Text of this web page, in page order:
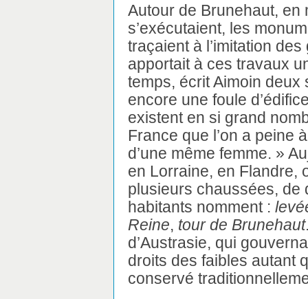
Autour de Brunehaut, en
s’exécutaient, les
traçaient à l’imitation
apportait à ces travaux
temps, écrit Aimoin
encore une foule
existent en si grand
France que l’on a peine
d’une même femme. »
en Lorraine, en Flandre,
plusieurs chaussées, de
habitants nomment :
Reine, tour de Brunehaut
d’Austrasie, qui
droits des faibles autant
conservé